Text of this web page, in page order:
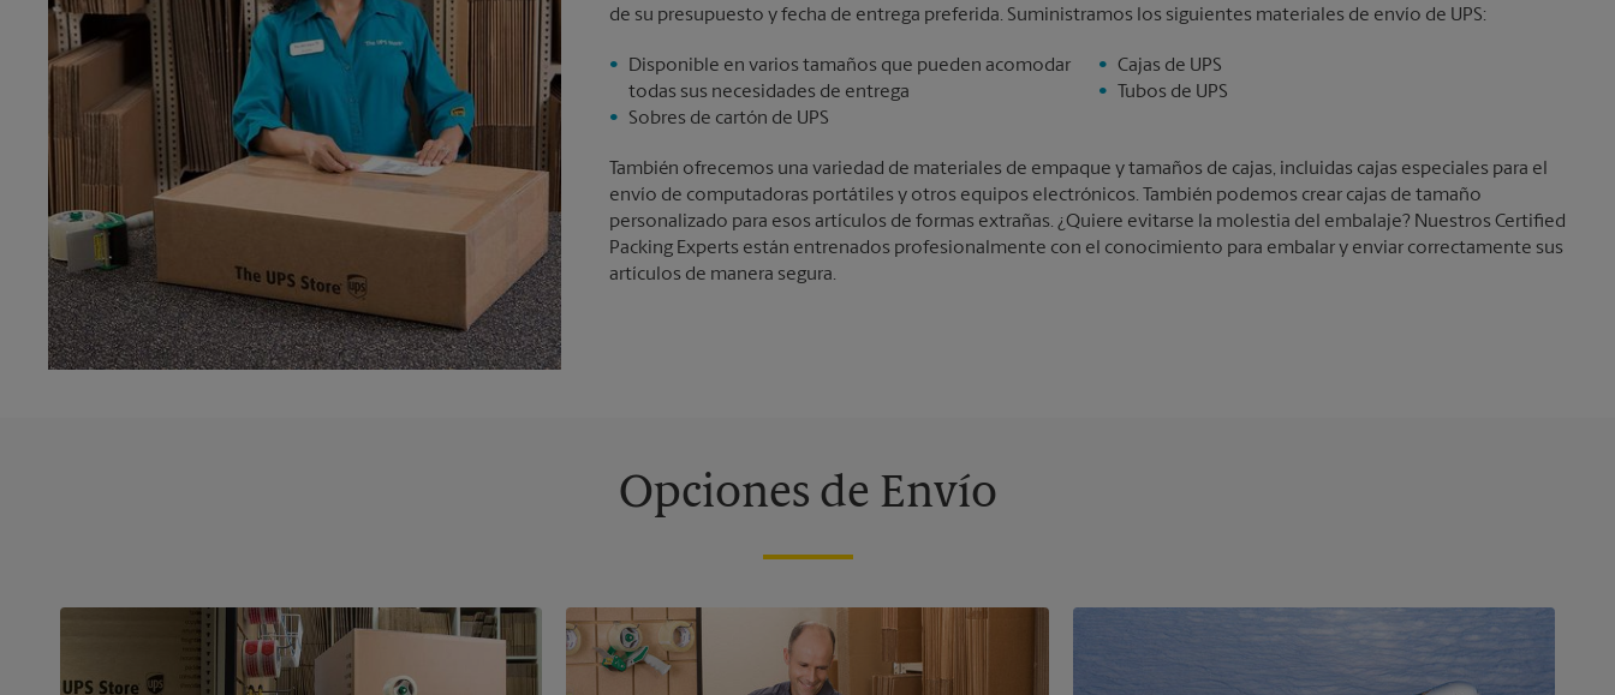
de su presupuesto y fecha de entrega preferida. Suministramos los siguientes materiales de envío de UPS:
Disponible en varios tamaños que pueden acomodar
todas sus necesidades de entrega
Sobres de cartón de UPS
Cajas de UPS
Tubos de UPS
También ofrecemos una variedad de materiales de empaque y tamaños de cajas, incluidas cajas especiales para el
envío de computadoras portátiles y otros equipos electrónicos. También podemos crear cajas de tamaño
personalizado para esos artículos de formas extrañas. ¿Quiere evitarse la molestia del embalaje? Nuestros Certified
Packing Experts están entrenados profesionalmente con el conocimiento para embalar y enviar correctamente sus
artículos de manera segura.
Opciones de Envío